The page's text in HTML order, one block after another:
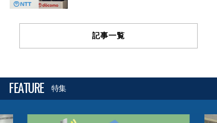
記事一覧
FEATURE 特集